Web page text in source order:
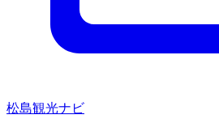
松島観光ナビ